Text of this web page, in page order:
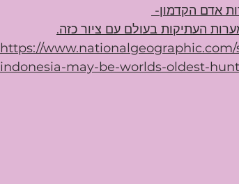
אדם הקדמון-
העתיקות בעולם עם ציור כזה.
https://
indonesia-may-be-worlds-oldest-